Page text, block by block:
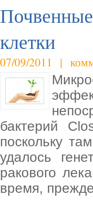
клетки
07/09/2011 |
бактерий
поскольку
удалось
ракового
время,